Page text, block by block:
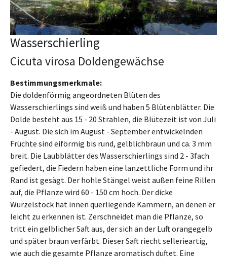
Wasserschierling
Cicuta virosa Doldengewächse
Bestimmungsmerkmale:
Die doldenförmig angeordneten Blüten des
Wasserschierlings sind weiß und haben 5 Blütenblätter. Die
Dolde besteht aus 15 - 20 Strahlen, die Blütezeit ist von Juli
- August. Die sich im August - September entwickelnden
Früchte sind eiförmig bis rund, gelblichbraun und ca. 3 mm
breit. Die Laubblätter des Wasserschierlings sind 2 - 3fach
gefiedert, die Fiedern haben eine lanzettliche Form und ihr
Rand ist gesägt. Der hohle Stängel weist außen feine Rillen
auf, die Pflanze wird 60 - 150 cm hoch. Der dicke
Wurzelstock hat innen querliegende Kammern, an denen er
leicht zu erkennen ist. Zerschneidet man die Pflanze, so
tritt ein gelblicher Saft aus, der sich an der Luft orangegelb
und später braun verfärbt. Dieser Saft riecht sellerieartig,
wie auch die gesamte Pflanze aromatisch duftet. Eine